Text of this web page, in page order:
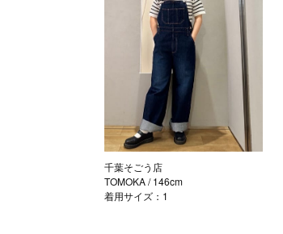
千葉そごう店
TOMOKA/ 146cm
着用サイズ：1